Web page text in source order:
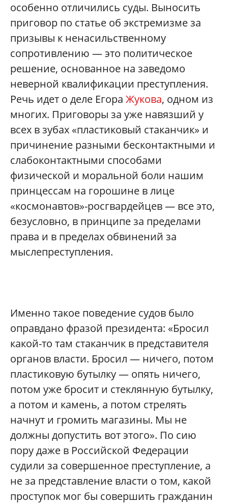
особенно отличились суды. Выносить
приговор по статье об экстремизме за
призывы к ненасильственному
сопротивлению — это политическое
решение, основанное на заведомо
неверной квалификации преступления.
Речь идет о деле Егора Жукова, одном из
многих. Приговоры за уже навязший у
всех в зубах «пластиковый стаканчик» и
причинение разными бесконтактными и
слабоконтактными способами
физической и моральной боли нашим
принцессам на горошине в лице
«космонавтов»-росгвардейцев — все это,
безусловно, в принципе за пределами
права и в пределах обвинений за
мыслепреступления.
Именно такое поведение судов было
оправдано фразой президента: «Бросил
какой-то там стаканчик в представителя
органов власти. Бросил — ничего, потом
пластиковую бутылку — опять ничего,
потом уже бросит и стеклянную бутылку,
а потом и камень, а потом стрелять
начнут и громить магазины. Мы не
должны допустить вот этого». По сию
пору даже в Российской Федерации
судили за совершенное преступление, а
не за представление власти о том, какой
проступок мог бы совершить гражданин